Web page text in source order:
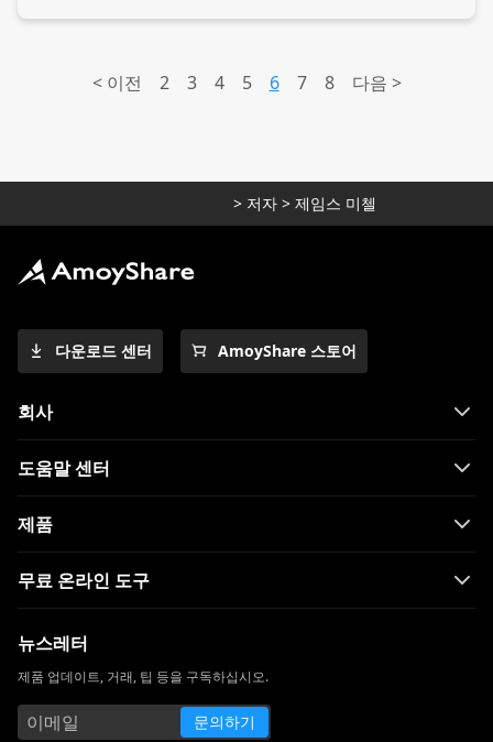
< 이전 2 3 4 5 6 7 8 다음 >
> 저자 > 제임스 미첼
다운로드 센터 AmoyShare 스토어
회사
도움말 센터
제품
무료 온라인 도구
뉴스레터
제품 업데이트, 거래, 팁 등을 구독하십시오.
문의하기